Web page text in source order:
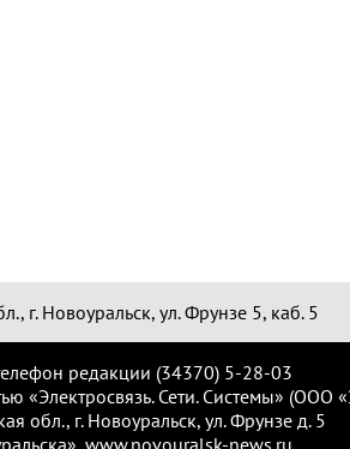
г. Новоуральск, ул. Фрунзе 5, каб. 5
редакции (34370) 5-28-03
«Электросвязь. Сети. Системы» (ООО
обл., г. Новоуральск, ул. Фрунзе д. 5